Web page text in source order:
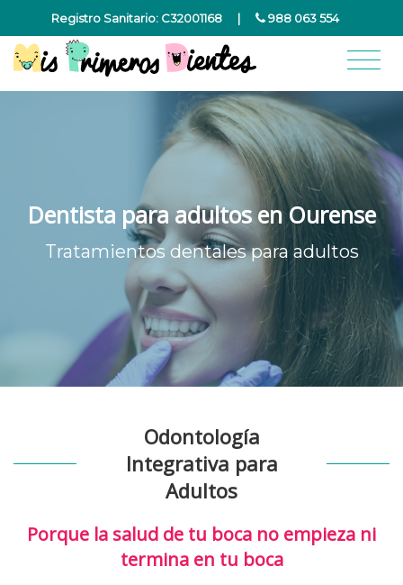
Registro Sanitario: C32001168 | 988 063 554
Dentista para adultos en Ourense
Tratamientos dentales para adultos
Odontología
Integrativa para
Adultos
Porque la salud de tu boca no empieza ni
termina en tu boca